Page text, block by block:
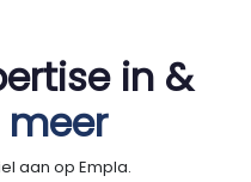
in &
aan op Empla.